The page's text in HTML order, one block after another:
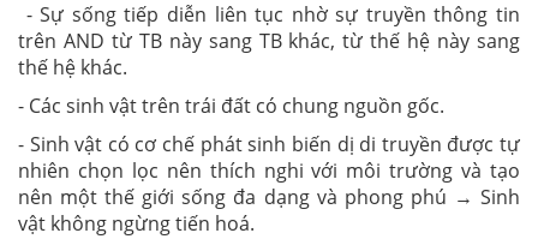
- Sự sống tiếp diễn liên tục nhờ sự truyền thông tin
trên AND từ TB này sang TB khác, từ thế hệ này sang
thế hệ khác.
- Các sinh vật trên trái đất có chung nguồn gốc.
- Sinh vật có cơ chế phát sinh biến dị di truyền được tự
nhiên chọn lọc nên thích nghi với môi trường và tạo
nên một thế giới sống đa dạng và phong phú → Sinh
vật không ngừng tiến hoá.